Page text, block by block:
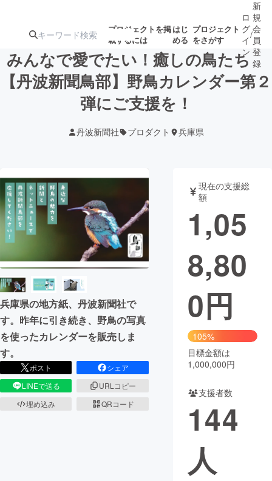
プロジェクトを掲
載するには
はじ
める
プロジェクト
をさがす
注目のリ 注目の新着プロ募集終了が近いプ
ロジェクト
テクノロジー・ガジェット
映像・映画 書籍・雑誌
ビジネス・起業 チャレンジ
まちづくり・地域活性化
CAMPFIRE for Social Good
CAMPFIRE Creation
コミュニティ
ロ
グ
イ
ン
/
新
規
会
員
登
録
みんなで愛でたい！癒しの鳥たち
【丹波新聞鳥部】野鳥カレンダー第２
弾にご支援を！
丹波新聞社 プロダクト 兵庫県
兵庫県の地方紙、丹波新聞社で
す。昨年に引き続き、野鳥の写真
を使ったカレンダーを販売しま
す。
ポスト
シェア
LINEで送る
URLコピー
埋め込み
QRコード
現在の支援総
額
1,05
8,80
0円
105%
目標金額は
1,000,000円
支援者数
144
人